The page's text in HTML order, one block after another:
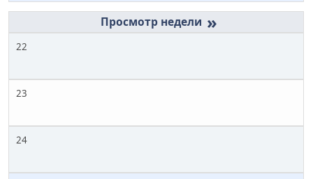
»
22
23
24